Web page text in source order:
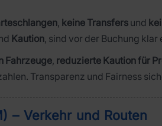
, keine Transfers und
Kaution, sind vor der Buchung klar
Fahrzeuge, reduzierte Kaution für
Transparenz und Fairness
– Verkehr und Routen